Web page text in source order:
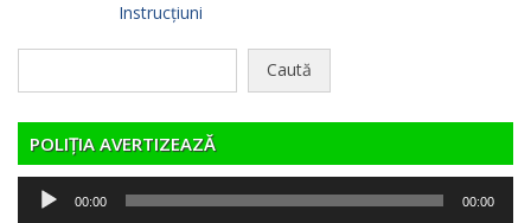
Instrucţiuni
POLIȚIA AVERTIZEAZĂ
Player
audio
00:00 00:00